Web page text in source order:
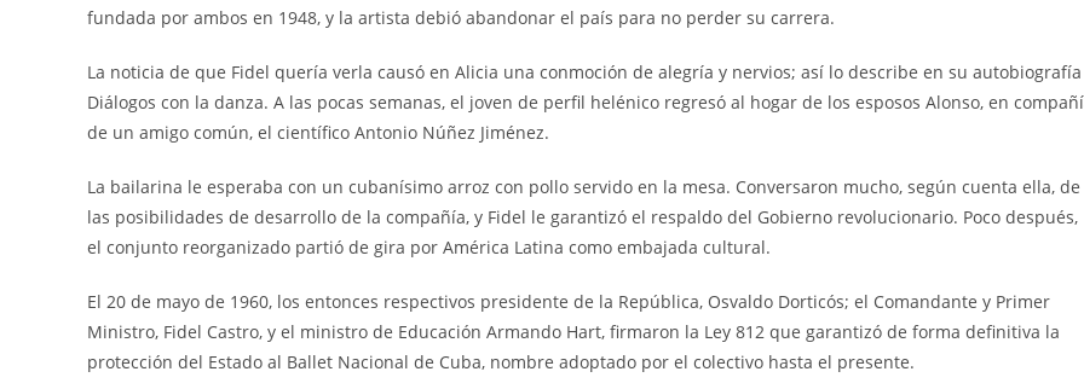
fundada por ambos en 1948, y la artista debió abandonar el país para no perder su carrera.
La noticia de que Fidel quería verla causó en Alicia una conmoción de alegría y nervios; así lo describe en su autobiografía
Diálogos con la danza. A las pocas semanas, el joven de perfil helénico regresó al hogar de los esposos Alonso, en
de un amigo común, el científico Antonio Núñez Jiménez.
La bailarina le esperaba con un cubanísimo arroz con pollo servido en la mesa. Conversaron mucho, según cuenta ella, de
las posibilidades de desarrollo de la compañía, y Fidel le garantizó el respaldo del Gobierno revolucionario. Poco después,
el conjunto reorganizado partió de gira por América Latina como embajada cultural.
El 20 de mayo de 1960, los entonces respectivos presidente de la República, Osvaldo Dorticós; el Comandante y Primer
Ministro, Fidel Castro, y el ministro de Educación Armando Hart, firmaron la Ley 812 que garantizó de forma definitiva la
protección del Estado al Ballet Nacional de Cuba, nombre adoptado por el colectivo hasta el presente.